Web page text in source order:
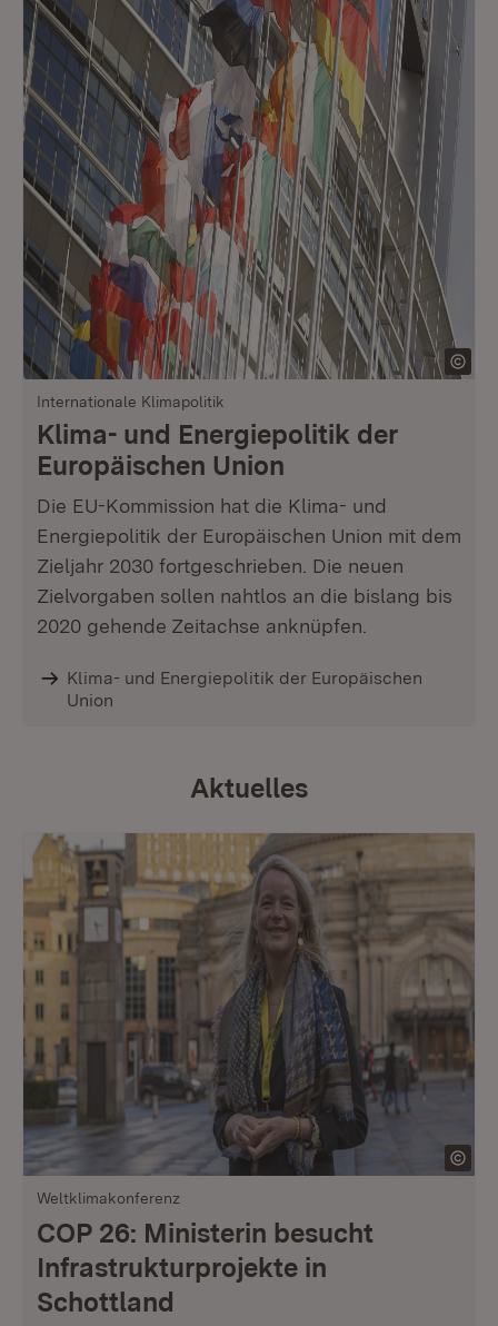
Internationale Klimapolitik
Klima- und Energiepolitik der
Europäischen Union
Die EU-Kommission hat die Klima- und
Energiepolitik der Europäischen Union mit dem
Zieljahr 2030 fortgeschrieben. Die neuen
Zielvorgaben sollen nahtlos an die bislang bis
2020 gehende Zeitachse anknüpfen.
Klima- und Energiepolitik der Europäischen
Union
Aktuelles
Weltklimakonferenz
COP 26: Ministerin besucht
Infrastrukturprojekte in
Schottland